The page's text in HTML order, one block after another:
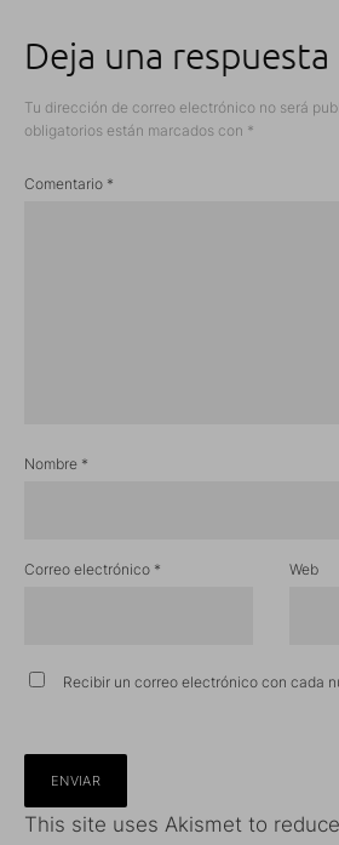
Deja una respuesta
Tu dirección de correo electrónico no será
obligatorios están marcados con *
Comentario *
Nombre *
Correo electrónico * Web
Recibir un correo electrónico con cada
This site uses Akismet to